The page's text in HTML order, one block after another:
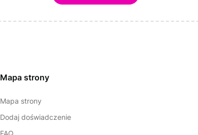
Mapa strony
Mapa strony
Dodaj doświadczenie